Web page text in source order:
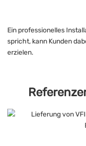
Ein professionelles
spricht, kann Kunden
erzielen.